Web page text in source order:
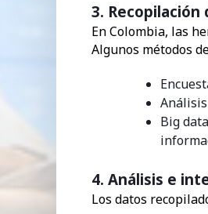
3. Recopilación
En Colombia, las
Algunos métodos
Big
4. Análisis e
Los datos